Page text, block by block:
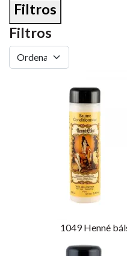
Filtros
Filtros
1049Henné